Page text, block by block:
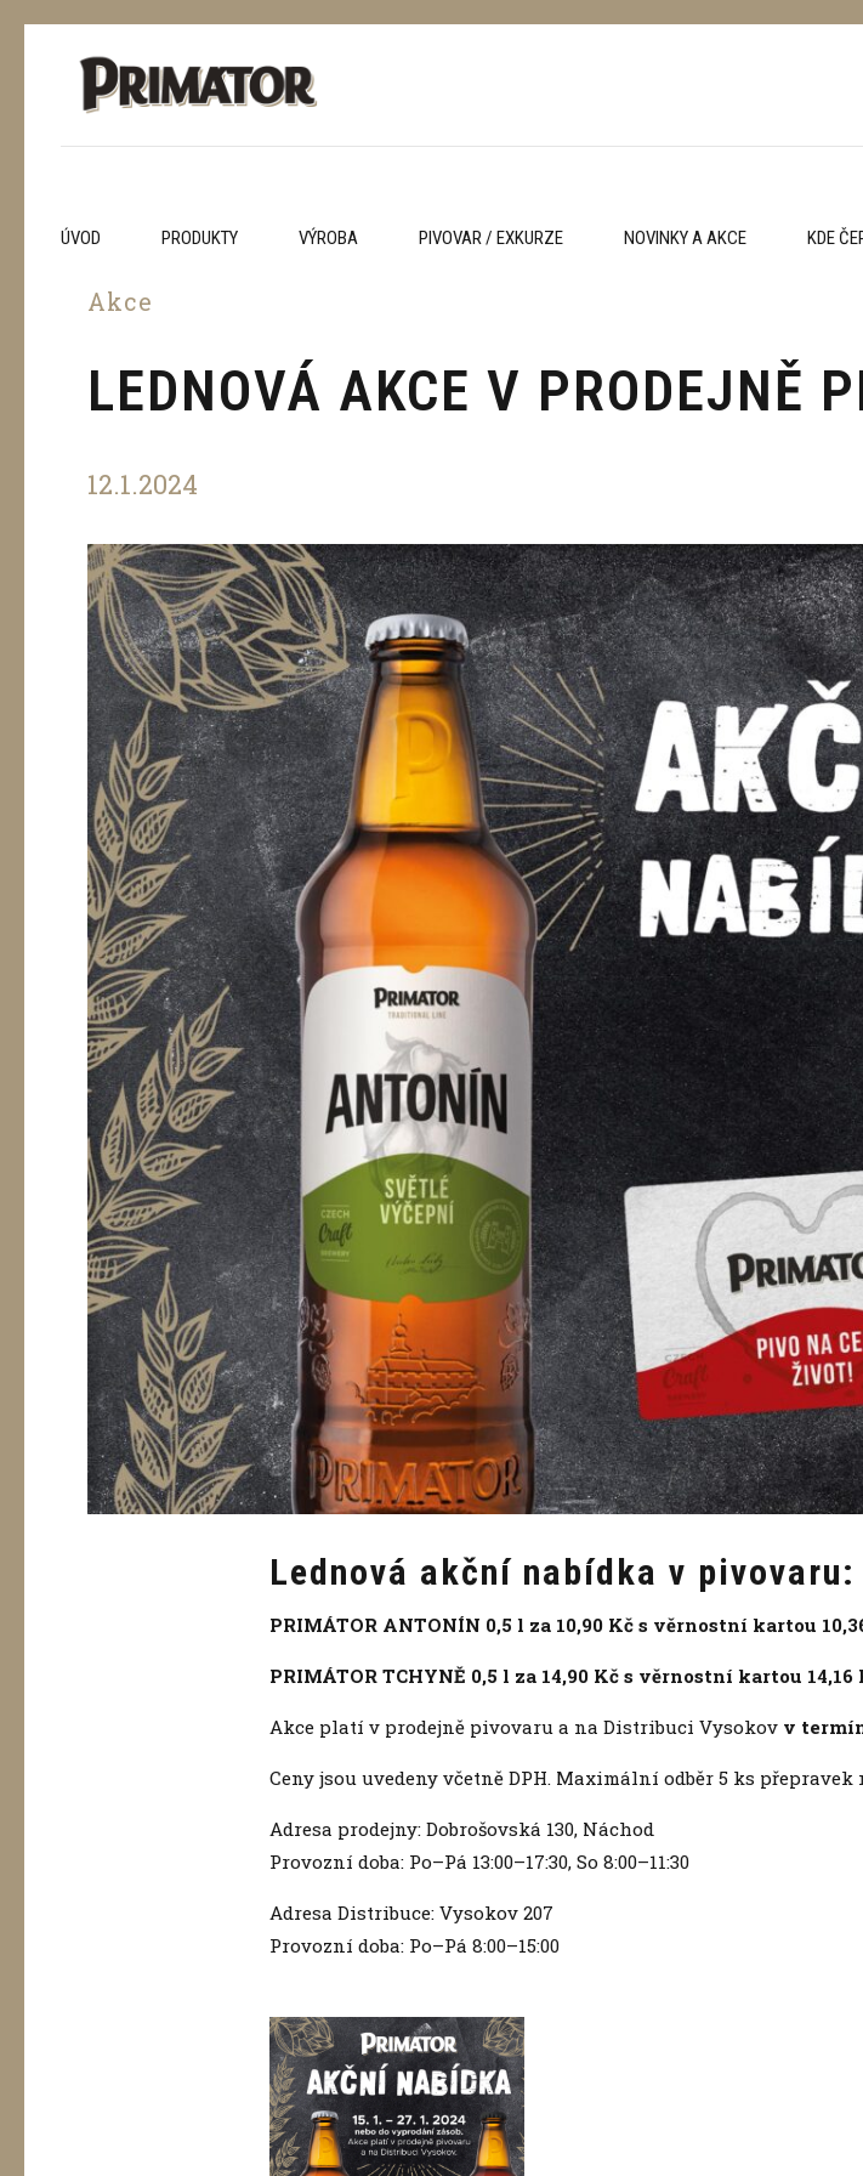
ÚVOD PRODUKTY VÝROBA PIVOVAR / EXKURZE NOVINKY A AKCE KDE
Akce
LEDNOVÁ AKCE V PRODEJNĚ
12.1.2024
Lednová akční nabídka v pivovaru:
PRIMÁTOR ANTONÍN 0,5 l za 10,90 Kč s věrnostní kartou
PRIMÁTOR TCHYNĚ 0,5 l za 14,90 Kč s věrnostní kartou 14,16
Akce platí v prodejně pivovaru a na Distribuci Vysokov v
Ceny jsou uvedeny včetně DPH. Maximální odběr 5 ks přepravek
Adresa prodejny: Dobrošovská 130, Náchod
Provozní doba: Po–Pá 13:00–17:30, So 8:00–11:30
Adresa Distribuce: Vysokov 207
Provozní doba: Po–Pá 8:00–15:00